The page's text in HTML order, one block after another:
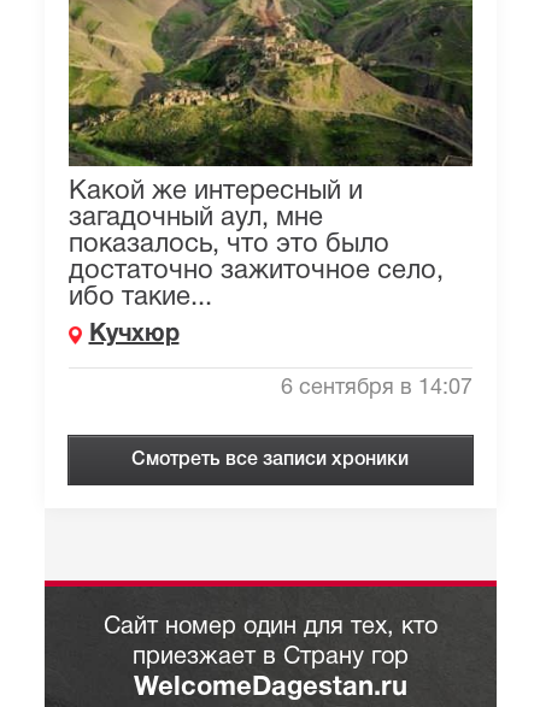
Какой же интересный и
загадочный аул, мне
показалось, что это было
достаточно зажиточное село,
ибо такие...
Кучхюр
6 сентября в 14:07
Смотреть все записи хроники
Сайт номер один для тех, кто
приезжает в Страну гор
WelcomeDagestan.ru